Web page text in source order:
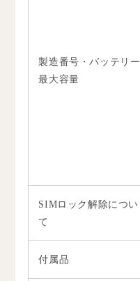
製造番号・バッテリー
最大容量
SIMロック解除につい
て
付属品